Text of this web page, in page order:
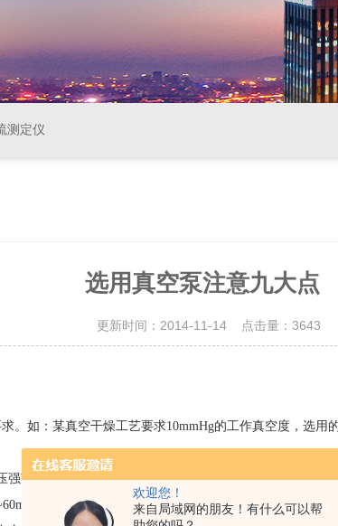
欢迎您！
来自局域网的朋友！有什么可以帮
测定仪
选用真空泵注意九大点
更新时间：2014-11-14 点击量： 3643
：某真空干燥工艺要求10mmHg的工作真空度，选用
围，如：2BV系列水环真空泵工作压强范围
。因而，泵的工作点应该选在这个范围之内较为适